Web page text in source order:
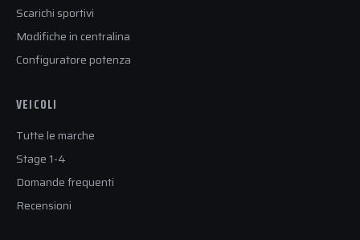
Scarichi sportivi
Modifiche in centralina
Configuratore potenza
VEICOLI
Tutte le marche
Stage 1-4
Domande frequenti
Recensioni